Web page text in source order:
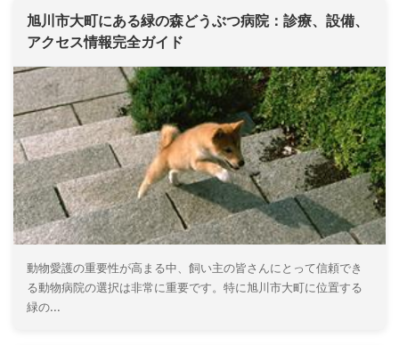
旭川市大町にある緑の森どうぶつ病院：診療、設備、
アクセス情報完全ガイド
動物愛護の重要性が高まる中、飼い主の皆さんにとって信頼でき
る動物病院の選択は非常に重要です。特に旭川市大町に位置する
緑の...